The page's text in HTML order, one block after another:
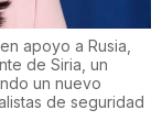
apoyo a Rusia,
de Siria, un
un nuevo
de seguridad